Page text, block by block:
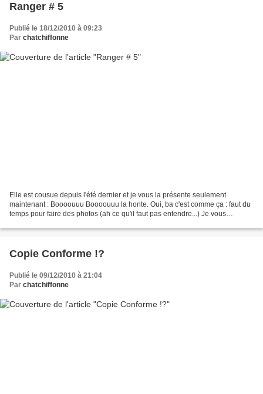
Ranger # 5
Publié le 18/12/2010 à 09:23
Par chatchiffonne
Elle est cousue depuis l'été dernier et je vous la présente seulement
maintenant : Boooouuu Boooouuu la honte. Oui, ba c'est comme ça : faut du
temps pour faire des photos (ah ce qu'il faut pas entendre...) Je vous
Copie Conforme !?
Publié le 09/12/2010 à 21:04
Par chatchiffonne